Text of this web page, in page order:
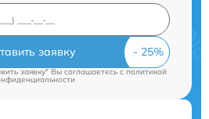
заявку
заявку" Вы соглашаетесь cполитикой